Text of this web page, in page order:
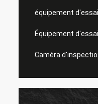
équipement
Équipement
Caméra